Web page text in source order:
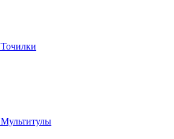
Точилки
Мультитулы